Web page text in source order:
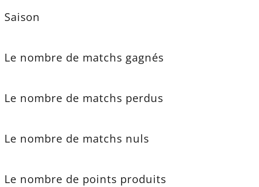
Saison
Le nombre de matchs gagnés
Le nombre de matchs perdus
Le nombre de matchs nuls
Le nombre de points produits